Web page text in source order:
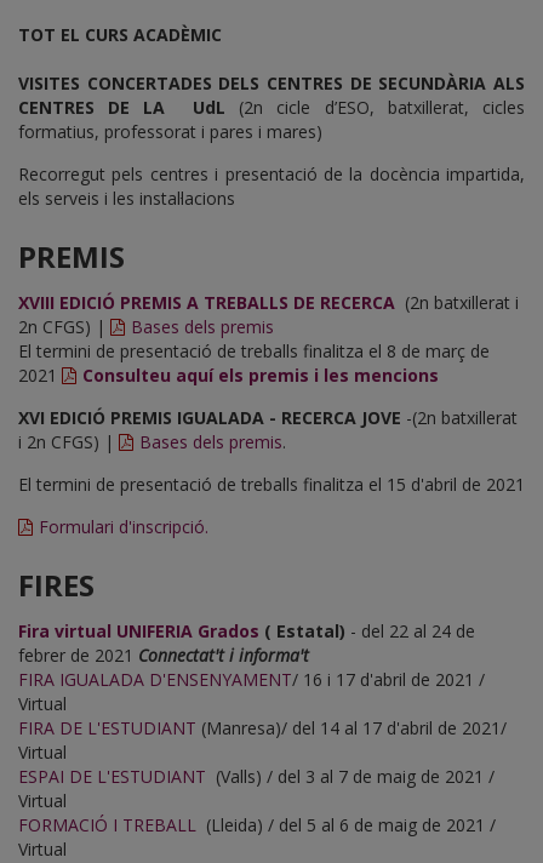
TOT EL CURS ACADÈMIC
VISITES CONCERTADES DELS CENTRES DE SECUNDÀRIA ALS
CENTRES DE LA UdL (2n cicle d’ESO, batxillerat, cicles
formatius, professorat i pares i mares)
Recorregut pels centres i presentació de la docència impartida,
els serveis i les instal·lacions
PREMIS
XVIII EDICIÓ PREMIS A TREBALLS DE RECERCA (2n batxillerat i
2n CFGS) |
Bases dels premis
El termini de presentació de treballs finalitza el 8 de març de
2021
Consulteu aquí els premis i les mencions
XVI EDICIÓ PREMIS IGUALADA - RECERCA JOVE -(2n batxillerat
i 2n CFGS) |
Bases dels premis.
El termini de presentació de treballs finalitza el 15 d'abril de 2021
Formulari d'inscripció.
FIRES
Fira virtual UNIFERIA Grados ( Estatal) - del 22 al 24 de
febrer de 2021 Connectat't i informa't
FIRA IGUALADA D'ENSENYAMENT/ 16 i 17 d'abril de 2021 /
Virtual
FIRA DE L'ESTUDIANT (Manresa)/ del 14 al 17 d'abril de 2021/
Virtual
ESPAI DE L'ESTUDIANT (Valls) / del 3 al 7 de maig de 2021 /
Virtual
FORMACIÓ I TREBALL (Lleida) / del 5 al 6 de maig de 2021 /
Virtual